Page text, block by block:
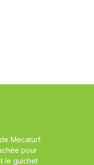
Mecaturf.
pour
le guichet